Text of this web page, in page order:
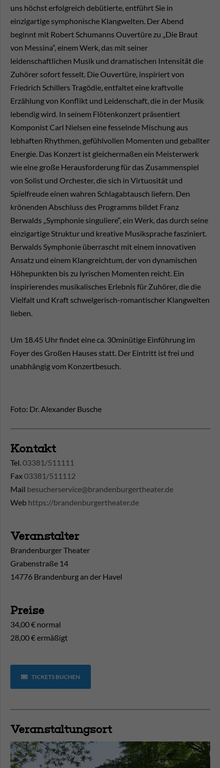
uns höchst erfolgreich debütierte, entführt Sie in
einzigartige symphonische Klangwelten. Der Abend
beginnt mit Robert Schumanns Ouvertüre zu „Die Braut
von Messina“, einem Werk, das mit seiner
leidenschaftlichen Musik und dramatischen Intensität die
Zuhörer sofort fesselt. Die Ouvertüre, inspiriert von
Friedrich Schillers Tragödie, entfaltet eine kraftvolle
Erzählung von Konflikt und Leidenschaft, die in der Musik
lebendig wird. In seinem Flötenkonzert präsentiert
Komponist Carl Nielsen eine fesselnde Mischung aus
lebhaften Rhythmen, gefühlvollen Momenten und geballter
Energie. Das Konzert ist gleichermaßen ein Meisterwerk
wie eine große Herausforderung für das Zusammenspiel
von Solist und Orchester, die sich in Virtuosität und
Spielfreude einen wahren Schlagabtausch liefern. Den
krönenden Abschluss des Programms bildet Franz
Berwalds „Symphonie singuliere“, ein Werk, das durch seine
einzigartige Struktur und kreative Musiksprache fasziniert.
Berwalds Symphonie überrascht mit einem innovativen
Ansatz und einem Klangreichtum, der von dynamischen
Höhepunkten bis zu lyrischen Momenten reicht. Ein
inspirierendes musikalisches Erlebnis für Zuhörer, die die
Vielfalt und Kraft schwelgerisch-romantischer Klangwelten
lieben.
Um 18.45 Uhr findet eine ca. 30minütige Einführung im
Foyer des Großen Hauses statt. Der Eintritt ist frei und
unabhängig vom Konzertbesuch.
Foto: Dr. Alexander Busche
Kontakt
Tel.03381/511111
Fax03381/511112
Mail besucherservice@brandenburgertheater.de
Web https://brandenburgertheater.de
Veranstalter
Brandenburger Theater
Grabenstraße 14
14776 Brandenburg an der Havel
Preise
34,00 € normal
28,00 € ermäßigt
TICKETS BUCHEN
Veranstaltungsort